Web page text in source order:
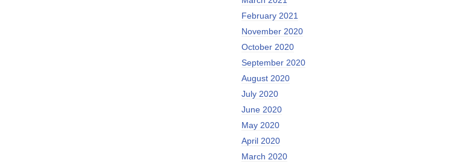
February 2021
November 2020
October 2020
September 2020
August 2020
July 2020
June 2020
May 2020
April 2020
March 2020